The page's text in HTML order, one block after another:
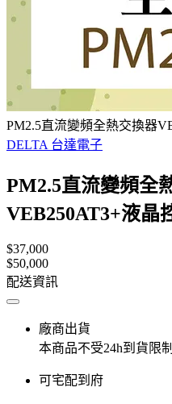
PM2.5直流變頻全熱交換器
DELTA 台達電子
PM2.5直流變頻全
VEB250AT3+液晶
$37,000
$50,000
配送資訊
廠商出貨
本商品不受24h到貨限制
可宅配到府